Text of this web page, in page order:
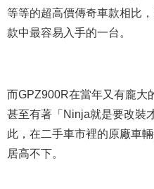
等等的超高價傳奇車款相比
款中最容易入手的一台。
而GPZ900R在當年又有龐大
甚至有著「Ninja就是要改裝
此，在二手車市裡的原廠車
居高不下。